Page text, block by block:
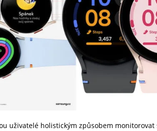
uživatelé holistickým způsobem